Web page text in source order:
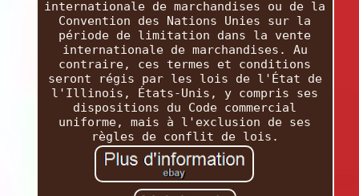
internationale de marchandises ou de la
Convention des Nations Unies sur la
période de limitation dans la vente
internationale de marchandises. Au
contraire, ces termes et conditions
seront régis par les lois de l'État de
l'Illinois, États-Unis, y compris ses
dispositions du Code commercial
uniforme, mais à l'exclusion de ses
règles de conflit de lois.